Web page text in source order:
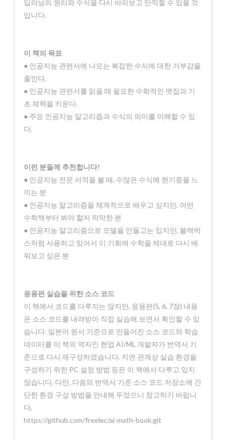
딥러닝의 원리와 수식을 다시 바라보고 만끽할 수 있을 것
입니다.
이 책의 목표
● 인공지능 관련서에 나오는 복잡한 수식에 대한 거부감을
줄인다.
● 인공지능 관련서를 읽을 때 필요한 수학적인 맷집과 기
초 체력을 키운다.
● 주요 인공지능 알고리즘과 수식의 의미를 이해할 수 있
다.
이런 분들께 추천합니다!
● 인공지능 전문 서적을 볼 때, 수많은 수식에 현기증을 느
끼는 분
● 인공지능 알고리즘을 체계적으로 배우고 싶지만, 어떤
수학책부터 봐야 할지 막막한 분
● 인공지능 알고리즘으로 모델을 만들고는 있지만, 블랙박
스처럼 사용하고 있어서 이 기회에 수학을 제대로 다시 배
워보고 싶은 분
응용편 실습을 위한 소스 코드
이 책에서 코드를 다루지는 않지만, 응용편(5, 6, 7장) 내용
은 소스 코드를 내려받아 직접 실습해 보면서 확인할 수 있
습니다. 일본어 원서 기준으로 만들어진 소스 코드와 학습
데이터를 이 책의 역자인 현업 AI/ML 개발자가 번역서 기
준으로 다시 재구성하였습니다. 지면 관계상 실습 환경을
구성하기 위한 PC 설정 방법 등은 이 책에서 다루고 있지
않습니다. 다만, 다음의 번역서 기준 소스 코드 저장소에 간
단한 환경 구성 방법을 안내해 두었으니 참고하기 바랍니
다.
https://github.com/freelec/ai-math-book.git